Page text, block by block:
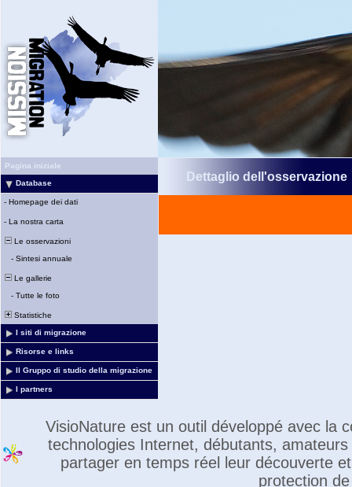
Pagina iniziale
Database
- Homepage dei dati
- La nostra carta
Le osservazioni
- Sintesi annuale
Le gallerie
- Tutte le foto
Statistiche
I siti di migrazione
Risorse e links
Il Gruppo di studio della migrazione
I partners
Dettaglio dell'osservazione
VisioNature est un outil développé avec la
technologies Internet, débutants,
partager en temps réel leur découverte
protection